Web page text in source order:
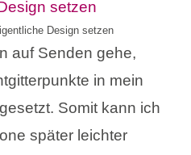
Design setzen
auf Senden gehe,
in mein
Somit kann ich
später leichter